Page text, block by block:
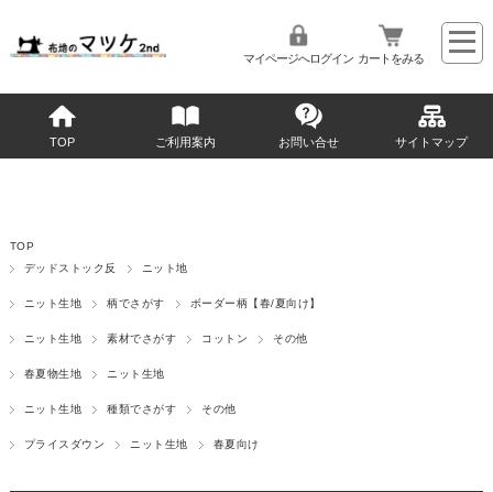
マイページへログイン カートをみる
TOP ご利用案内 お問い合せ サイトマップ
TOP
デッドストック反
ニット地
ニット生地 柄でさがす ボーダー柄【春/夏向け】
ニット生地 素材でさがす コットン その他
春夏物生地 ニット生地
ニット生地 種類でさがす その他
プライスダウン ニット生地 春夏向け